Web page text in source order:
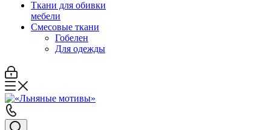
Ткани для обивки
мебели
Смесовые ткани
Гобелен
Для одежды